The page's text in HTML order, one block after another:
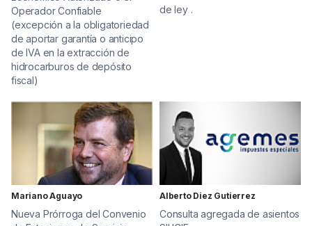
Operador Confiable
(excepción a la obligatoriedad
de aportar garantía o anticipo
de IVA en la extracción de
hidrocarburos de depósito
fiscal)
de ley .
Mariano Aguayo
Nueva Prórroga del Convenio
Alberto Diez Gutierrez
Consulta agregada de asientos